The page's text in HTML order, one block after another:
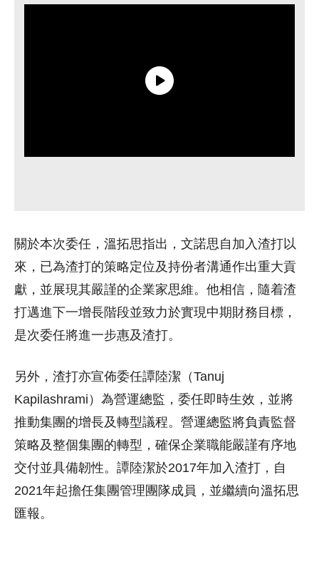
關於本次委任，溫拓思指出，文諾思自加入渣打以
來，已為渣打的策略定位及持份者溝通作出重大貢
獻，並展現其嚴謹的企業家思維。他相信，隨着渣
打邁進下一增長階段並致力於實現中期財務目標，
是次委任將進一步惠及渣打。
另外，渣打亦宣佈委任譚陸潔（Tanuj
Kapilashrami）為營運總監，委任即時生效，並將
推動集團的增長及轉型議程。營運總監將負責監督
策略及整個集團的轉型，確保企業職能嚴謹有序地
交付並具備韌性。譚陸潔於2017年加入渣打，自
2021年起擔任集團管理團隊成員，並繼續向溫拓思
匯報。